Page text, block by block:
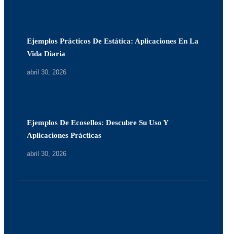
Ejemplos Prácticos De Estática: Aplicaciones En La
Vida Diaria
abril 30, 2026
Ejemplos De Ecosellos: Descubre Su Uso Y
Aplicaciones Prácticas
abril 30, 2026